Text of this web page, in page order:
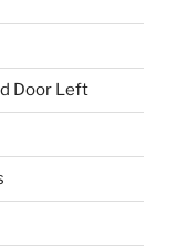
Door Left